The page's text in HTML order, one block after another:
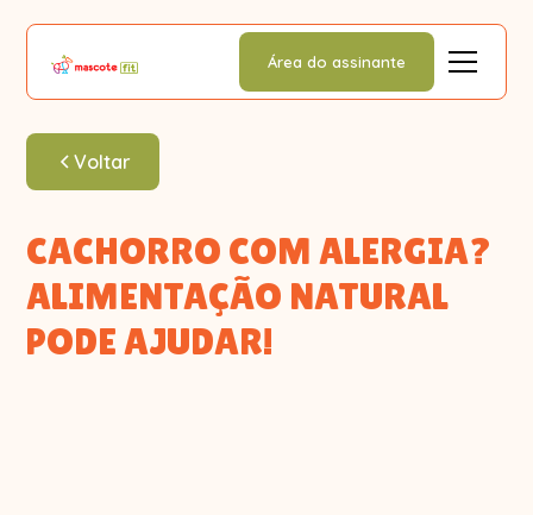
Área do assinante
Voltar
CACHORRO COM ALERGIA?
ALIMENTAÇÃO NATURAL
PODE AJUDAR!